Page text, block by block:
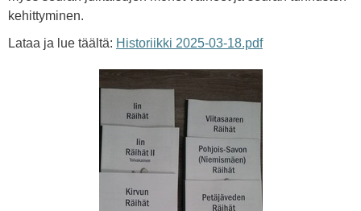
kehittyminen.
Lataa ja lue täältä: Historiikki 2025-03-18.pdf